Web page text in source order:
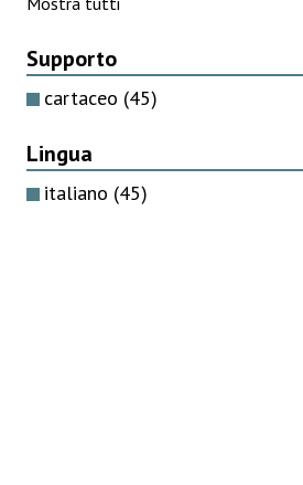
Supporto
cartaceo (45)
Lingua
italiano (45)